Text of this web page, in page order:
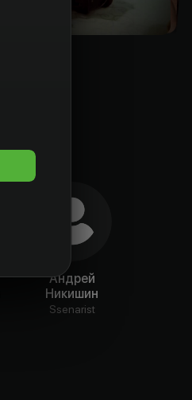
Андрей
Никишин
Ssenarist